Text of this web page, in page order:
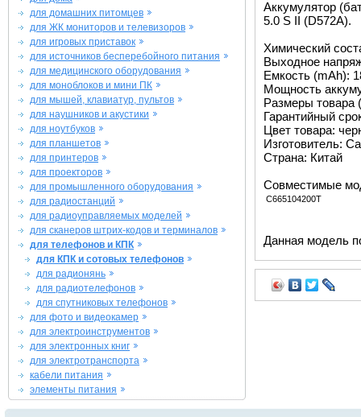
для домашних питомцев
для ЖК мониторов и телевизоров
для игровых приставок
для источников бесперебойного питания
для медицинского оборудования
для моноблоков и мини ПК
для мышей, клавиатур, пультов
для наушников и акустики
для ноутбуков
для планшетов
для принтеров
для проекторов
для промышленного оборудования
для радиостанций
для радиоуправляемых моделей
для сканеров штрих-кодов и терминалов
для телефонов и КПК
для КПК и сотовых телефонов
для радионянь
для радиотелефонов
для спутниковых телефонов
для фото и видеокамер
для электроинструментов
для электронных книг
для электротранспорта
кабели питания
элементы питания
Аккумулятор
5.0 S II (D572A).
Химический
Выходное
Емкость (mAh):
Мощность
Размеры товара
Гарантийный
Цвет товара:
Изготовитель:
Страна: Китай
Совместимые
C665104200T
Данная модель